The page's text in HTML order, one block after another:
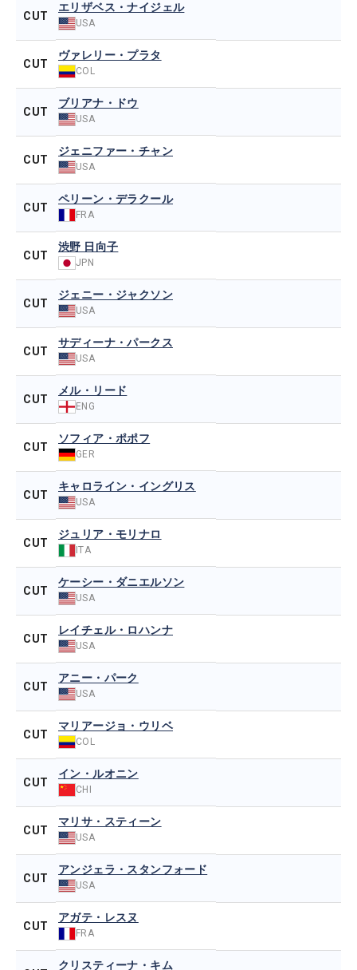
CUT
エリザベス・ナイジェル
USA
CUT
ヴァレリー・プラタ
COL
CUT
ブリアナ・ドウ
USA
CUT
ジェニファー・チャン
USA
CUT
ペリーン・デラクール
FRA
CUT
渋野 日向子
JPN
CUT
ジェニー・ジャクソン
USA
CUT
サディーナ・パークス
USA
CUT
メル・リード
ENG
CUT
ソフィア・ポポフ
GER
CUT
キャロライン・イングリス
USA
CUT
ジュリア・モリナロ
ITA
CUT
ケーシー・ダニエルソン
USA
CUT
レイチェル・ロハンナ
USA
CUT
アニー・パーク
USA
CUT
マリアージョ・ウリベ
COL
CUT
イン・ルオニン
CHI
CUT
マリサ・スティーン
USA
CUT
アンジェラ・スタンフォード
USA
CUT
アガテ・レスヌ
FRA
クリスティーナ・キム